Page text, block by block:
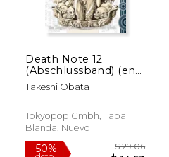
50%
Death Note 12
(Abschlussband) (en
Alemán)
Takeshi Obata
Tokyopop Gmbh, Tapa
Blanda, Nuevo